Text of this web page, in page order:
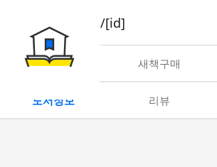
book/rent/[id]
대여 새책구매
도서정보 리뷰